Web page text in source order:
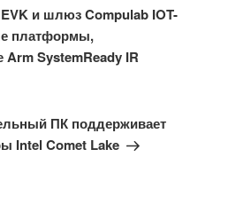
и шлюз Compulab IOT-
платформы,
SystemReady IR
ПК поддерживает
Intel Comet Lake